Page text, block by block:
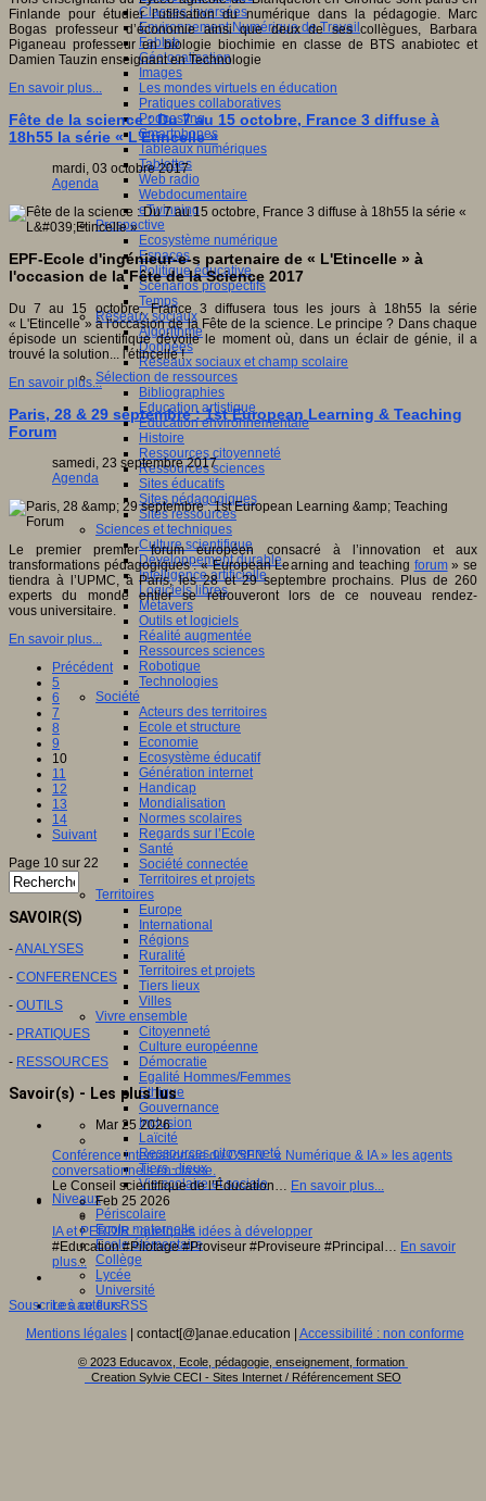
Classes inversées
Environnement Numérique de Travail
Fablab
Géolocalisation
Images
Les mondes virtuels en éducation
Pratiques collaboratives
Podcasting
Smartphones
Tableaux numériques
Tablettes
Web radio
Webdocumentaire
eTwinning
Prospective
Ecosystème numérique
Espaces
Politique éducative
Scénarios prospectifs
Temps
Réseaux sociaux
Algorithme
Données
Réseaux sociaux et champ scolaire
Sélection de ressources
Bibliographies
Education artistique
Education environnementale
Histoire
Ressources citoyenneté
Ressources sciences
Sites éducatifs
Sites pédagogiques
Sites ressources
Sciences et techniques
Culture scientifique
Développement durable
Intelligence artificielle
Logiciels libres
Métavers
Outils et logiciels
Réalité augmentée
Ressources sciences
Robotique
Technologies
Société
Acteurs des territoires
Ecole et structure
Economie
Ecosystème éducatif
Génération internet
Handicap
Mondialisation
Normes scolaires
Regards sur l’Ecole
Santé
Société connectée
Territoires et projets
Territoires
Europe
International
Régions
Ruralité
Territoires et projets
Tiers lieux
Villes
Vivre ensemble
Citoyenneté
Culture européenne
Démocratie
Egalité Hommes/Femmes
Ethique
Gouvernance
Inclusion
Laïcité
Ressources citoyenneté
Tiers - lieux
Vie scolaire et sociale
Niveaux
Périscolaire
Ecole maternelle
Ecole élémentaire
Collège
Lycée
Université
Les auteurs
Finlande pour étudier l’utilisation du numérique dans la pédagogie. Marc
Bogas professeur d’économie ainsi que deux de ses collègues, Barbara
Piganeau professeur en biologie biochimie en classe de BTS anabiotec et
Damien Tauzin enseignant en Technologie
En savoir plus...
Fête de la science : Du 7 au 15 octobre, France 3 diffuse à
18h55 la série « L'Etincelle »
mardi, 03 octobre 2017
Agenda
EPF-Ecole d'ingénieur-e-s partenaire de « L'Etincelle » à
l'occasion de la Fête de la Science 2017
Du 7 au 15 octobre, France 3 diffusera tous les jours à 18h55 la série
« L'Etincelle » à l'occasion de la Fête de la science. Le principe ? Dans chaque
épisode un scientifique dévoile le moment où, dans un éclair de génie, il a
trouvé la solution... l'étincelle !
En savoir plus...
Paris, 28 & 29 septembre : 1st European Learning & Teaching
Forum
samedi, 23 septembre 2017
Agenda
Le premier premier forum européen consacré à l’innovation et aux
transformations pédagogiques : « European Learning and teaching forum» se
tiendra à l’UPMC, à Paris, les 28 et 29 septembre prochains. Plus de 260
experts du monde entier se retrouveront lors de ce nouveau rendez-
vous universitaire.
En savoir plus...
Précédent
5
6
7
8
9
10
11
12
13
14
Suivant
Page 10 sur 22
SAVOIR(S)
-ANALYSES
- CONFERENCES
- OUTILS
- PRATIQUES
- RESSOURCES
Savoir(s) - Les plus lus
Mar 25 2026
Conférence internationale du CSEN : « Numérique & IA » les agents
conversationnels en classe.
Le Conseil scientifique de l’Éducation… En savoir plus...
Feb 25 2026
IA et PERDIR : quelques idées à développer
#Education #Pilotage #Proviseur #Proviseure #Principal… En savoir
plus...
Souscrire à ce flux RSS
Mentions légales| contact[@]anae.education | Accessibilité : non conforme
© 2023 Educavox, Ecole, pédagogie, enseignement, formation
Creation Sylvie CECI - Sites Internet / Référencement SEO